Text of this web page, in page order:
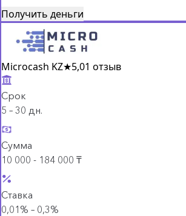
Получить деньги
Microcash KZ★5,01 отзыв
Срок
5 – 30 дн.
Сумма
10 000 - 184 000 ₸
Ставка
0,01% – 0,3%